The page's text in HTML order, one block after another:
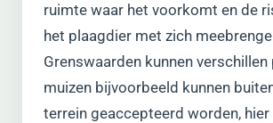
ruimte waar het voorkomt en de
het plaagdier met zich
Grenswaarden kunnen verschillen
muizen bijvoorbeeld kunnen
terrein geaccepteerd worden,